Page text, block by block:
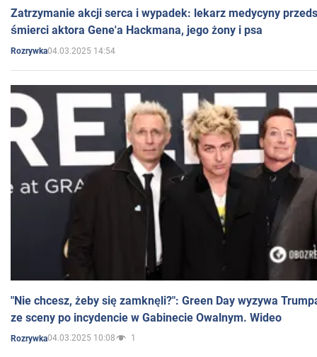
Zatrzymanie akcji serca i wypadek: lekarz medycyny
śmierci aktora Gene'a Hackmana, jego żony i psa
Rozrywka04.03.2025 14:54
"Nie chcesz, żeby się zamknęli?": Green Day wyzywa
ze sceny po incydencie w Gabinecie Owalnym. Wideo
Rozrywka04.03.2025 10:08 1